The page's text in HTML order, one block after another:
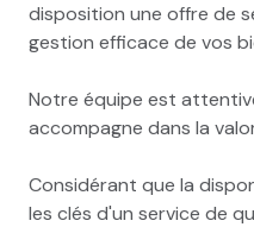
disposition une offre de
gestion efficace de vos
Notre équipe est
accompagne dans la
Considérant que la
les clés d'un service de